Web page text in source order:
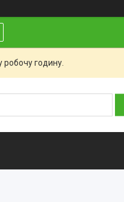
годину.